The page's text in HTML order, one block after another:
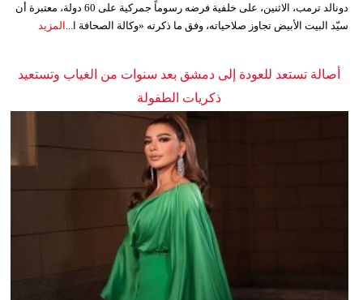
دونالد ترمب، الاثنين، على خلفية فرضه رسوماً جمركية على 60 دولة، معتبرة أن
سيّد البيت الأبيض تجاوز صلاحياته، وفق ما ذكرته «وكالة الصحافة ا...
المزيد
أصالة تستعد للعودة إلى دمشق بعد سنوات من الغياب وتستعيد
ذكريات الطفولة